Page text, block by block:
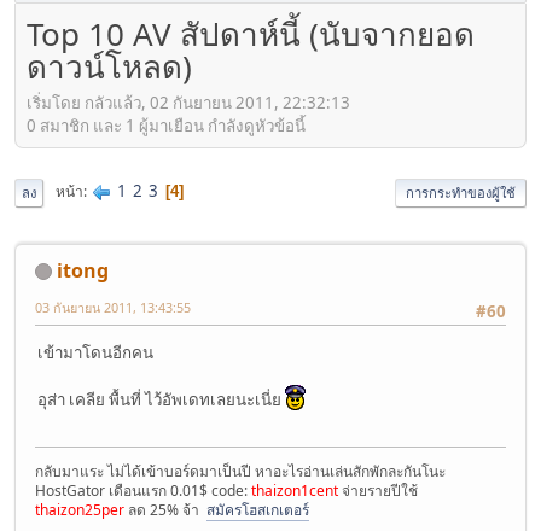
Top 10 AV สัปดาห์นี้ (นับจากยอด
ดาวน์โหลด)
เริ่มโดย กลัวแล้ว, 02 กันยายน 2011, 22:32:13
0 สมาชิก และ 1 ผู้มาเยือน กำลังดูหัวข้อนี้
ลง หน้า 1 2 3 4 การกระทำของผู้ใช้
itong
#60
03 กันยายน 2011, 13:43:55
เข้ามาโดนอีกคน
อุส่า เคลีย พื้นที่ ไว้อัพเดทเลยนะเนี่ย
กลับมาแระ ไม่ได้เข้าบอร์ดมาเป็นปี หาอะไรอ่านเล่นสักพักละกันโนะ
HostGator เดือนแรก 0.01$ code:thaizon1centจ่ายรายปีใช้
thaizon25per ลด 25% จ้า สมัครโฮสเกเตอร์